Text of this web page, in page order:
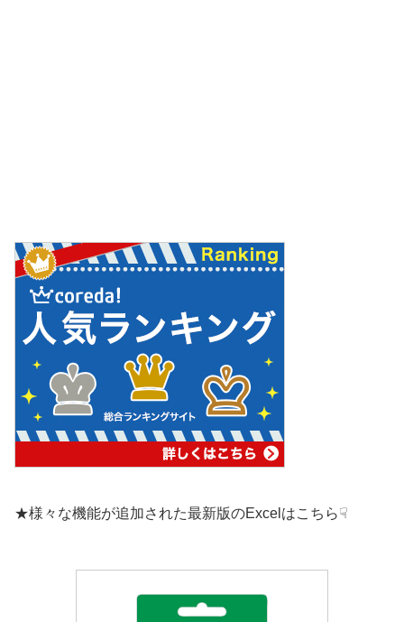
★様々な機能が追加された最新版のExcelはこちら☟